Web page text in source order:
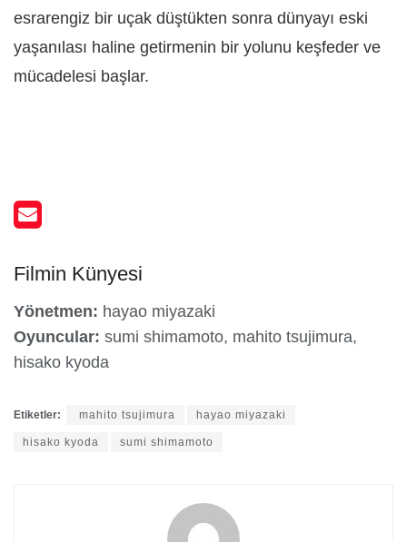
esrarengiz bir uçak düştükten sonra dünyayı eski
yaşanılası haline getirmenin bir yolunu keşfeder ve
mücadelesi başlar.
Filmin Künyesi
Yönetmen: hayao miyazaki
Oyuncular: sumi shimamoto, mahito tsujimura,
hisako kyoda
Etiketler: mahito tsujimura hayao miyazaki
hisako kyoda sumi shimamoto